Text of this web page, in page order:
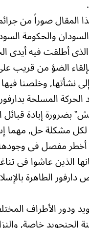
صوراً من
السودان والحكومة
أطلقت فيه أيدى
الضؤ من قريب
نشأتها, وخلصنا
المسلحة
بضرورة إبادة
أنَّ لكل مشكلة حل,
مفصل فى وجودها
الذين عاشوا فى
الطاهرة
ودور الأطراف